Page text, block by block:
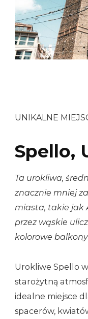
UNIKALNE
Spello,
Ta urokliwa,
znacznie mniej
miasta, takie jak
przez wąskie
kolorowe
Urokliwe Spello
starożytną
idealne miejsce
spacerów,